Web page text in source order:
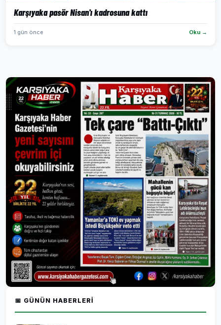
Karşıyaka pasör Nisan'ı kadrosuna kattı
1 gün önce Oku →
📅 GÜNÜN HABERLERI